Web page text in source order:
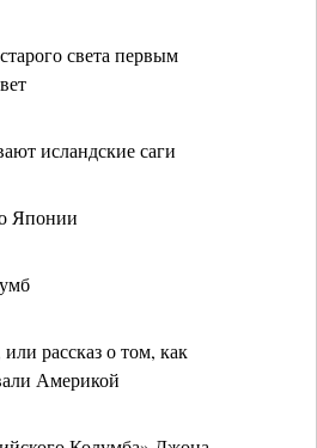
света первым
исландские саги
Японии
рассказ о том, как
Америкой